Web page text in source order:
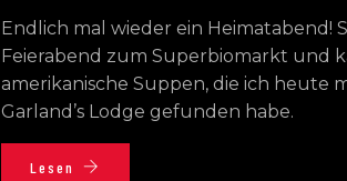
Endlich mal wieder ein Heimatabend!
Feierabend zum Superbiomarkt und
amerikanische Suppen, die ich heute
Garland’s Lodge gefunden habe.
Lesen